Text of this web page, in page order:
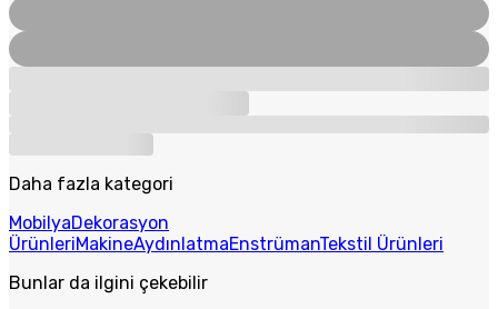
Daha fazla kategori
MobilyaDekorasyon
ÜrünleriMakineAydınlatmaEnstrümanTekstil Ürünleri
Bunlar da ilgini çekebilir